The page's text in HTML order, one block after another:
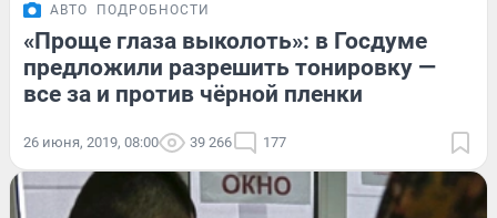
АВТО ПОДРОБНОСТИ
«Проще глаза выколоть»: в Госдуме
предложили разрешить тонировку —
все за и против чёрной пленки
26 июня, 2019, 08:00 39 266 177